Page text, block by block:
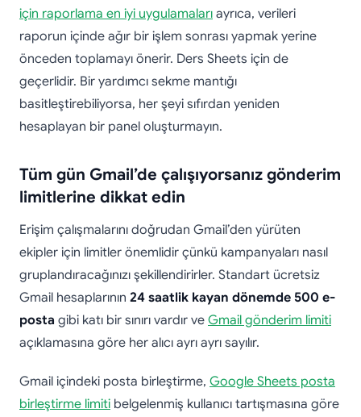
için raporlama en iyi uygulamaları ayrıca, verileri
raporun içinde ağır bir işlem sonrası yapmak yerine
önceden toplamayı önerir. Ders Sheets için de
geçerlidir. Bir yardımcı sekme mantığı
basitleştirebiliyorsa, her şeyi sıfırdan yeniden
hesaplayan bir panel oluşturmayın.
Tüm gün Gmail’de çalışıyorsanız gönderim
limitlerine dikkat edin
Erişim çalışmalarını doğrudan Gmail’den yürüten
ekipler için limitler önemlidir çünkü kampanyaları nasıl
gruplandıracağınızı şekillendirirler. Standart ücretsiz
Gmail hesaplarının 24 saatlik kayan dönemde 500 e-
posta gibi katı bir sınırı vardır ve Gmail gönderim limiti
açıklamasına göre her alıcı ayrı ayrı sayılır.
Gmail içindeki posta birleştirme, Google Sheets posta
birleştirme limiti belgelenmiş kullanıcı tartışmasına göre